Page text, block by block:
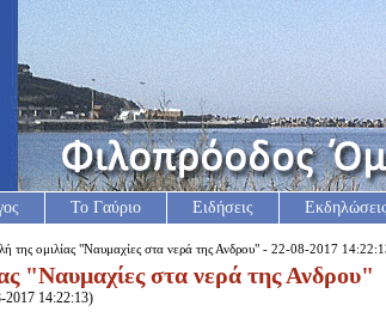
Το Γαύριο Ειδήσεις Εκδηλώσεις
της ομιλίας "Ναυμαχίες στα νερά της Ανδρου" - 22-08-2017
"Ναυμαχίες στα νερά της Ανδρου"
2017 14:22:13)